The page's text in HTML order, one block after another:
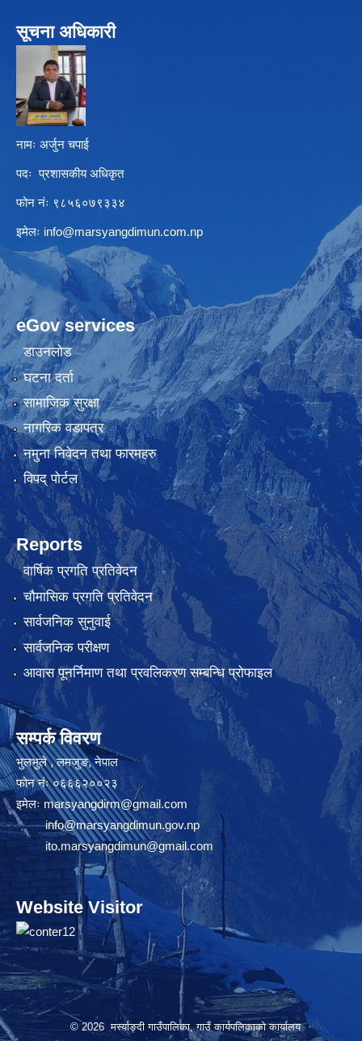
सूचना अधिकारी
नामः अर्जुन चपाई
पदः प्रशासकीय अधिकृत
फोन नंः ९८५६०७९३३४
इमेलः info@marsyangdimun.com.np
eGov services
डाउनलोड
घटना दर्ता
सामाजिक सुरक्षा
नागरिक वडापत्र
नमुना निवेदन तथा फारमहरु
विपद् पोर्टल
Reports
वार्षिक प्रगति प्रतिवेदन
चौमासिक प्रगति प्रतिवेदन
सार्वजनिक सुनुवाई
सार्वजनिक परीक्षण
आवास पूनर्निमाण तथा प्रवलिकरण सम्बन्धि प्रोफाइल
सम्पर्क विवरण
भुलभुले , लमजुङ, नेपाल
फोन नंः ०६६६२००२३
इमेलः marsyangdirm@gmail.com
info@marsyangdimun.gov.np
ito.marsyangdimun@gmail.com
Website Visitor
© 2026 मर्स्याङ्दी गाउँपालिका, गाउँ कार्यपलिकाको कार्यालय